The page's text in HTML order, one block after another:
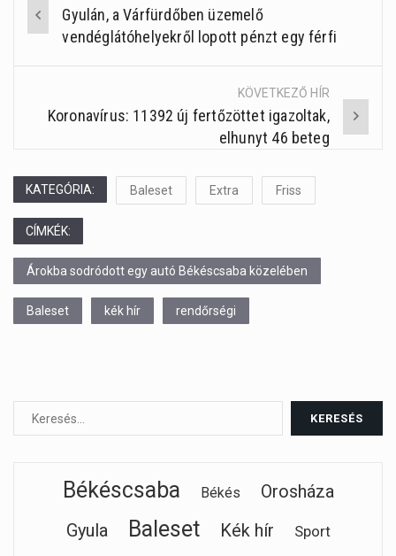
Post
navigation
Gyulán, a Várfürdőben üzemelő
vendéglátóhelyekről lopott pénzt egy férfi
KÖVETKEZŐ HÍR
Koronavírus: 11392 új fertőzöttet igazoltak,
elhunyt 46 beteg
KATEGÓRIA: Baleset Extra Friss
CÍMKÉK:
Árokba sodródott egy autó Békéscsaba közelében
Baleset kék hír rendőrségi
Békéscsaba Békés
Orosháza
Gyula
Baleset Kék hír Sport